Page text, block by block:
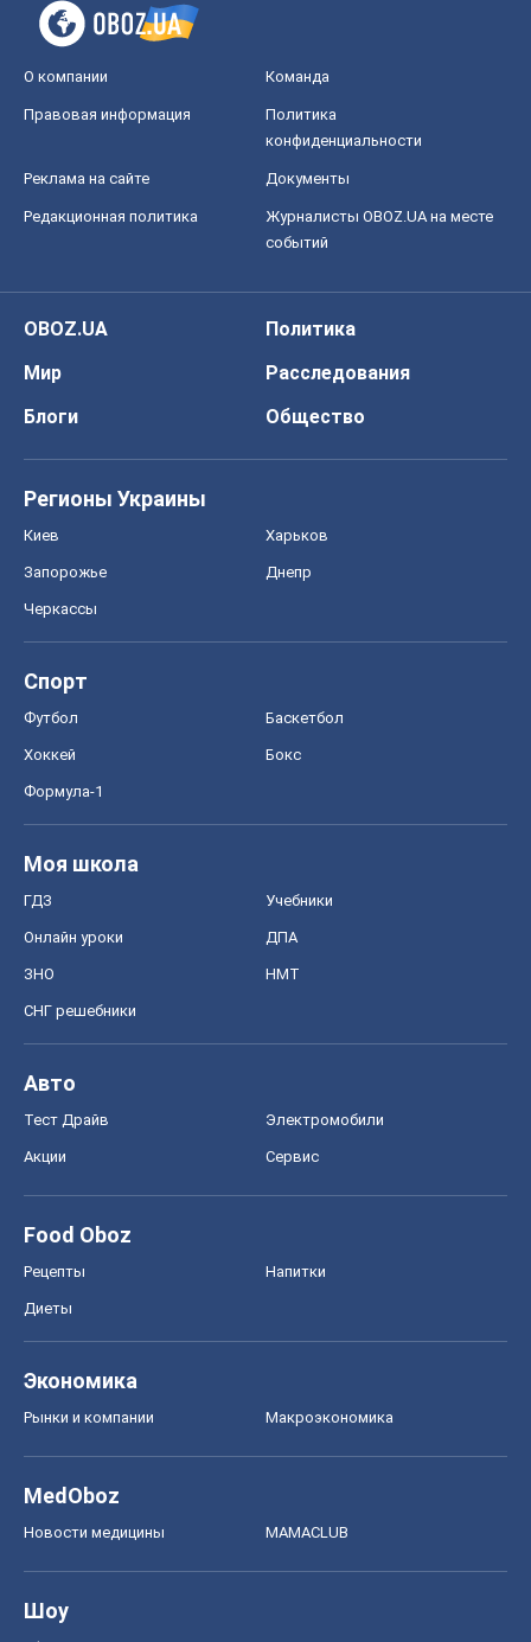
О компании Команда
Правовая информация
Политика
конфиденциальности
Реклама на сайте Документы
Редакционная политика
Журналисты OBOZ.UA на месте
событий
OBOZ.UA
Политика
Мир
Расследования
Блоги
Общество
Регионы Украины
Киев Харьков
Запорожье Днепр
Черкассы
Спорт
Футбол Баскетбол
Хоккей Бокс
Формула-1
Моя школа
ГДЗ Учебники
Онлайн уроки ДПА
ЗНО НМТ
СНГ решебники
Авто
Тест Драйв Электромобили
Акции Сервис
Food Oboz
Рецепты Напитки
Диеты
Экономика
Рынки и компании Mакроэкономика
MedOboz
Новости медицины MAMACLUB
Шоу